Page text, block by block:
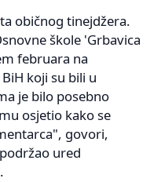
običnog tinejdžera.
škole 'Grbavica
februara na
koji su bili u
je bilo posebno
osjetio kako se
govori,
ured